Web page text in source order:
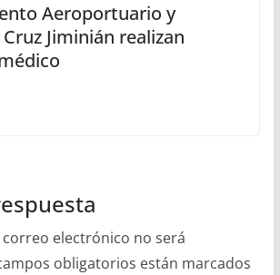
Aeroportuario y
Jiminián realizan
electrónico no será
obligatorios están marcados